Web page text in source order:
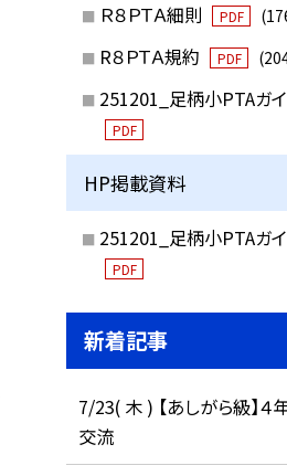
Ｒ８ＰＴＡ細則 PDF
R８ＰＴＡ規約 PDF
251201_足柄小PTAガイ
PDF
HP掲載資料
251201_足柄小PTAガイ
PDF
新着記事
7/23( 木 ) 【あしがら級】４
交流